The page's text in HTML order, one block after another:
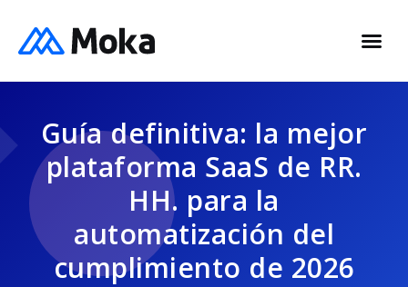
Guía definitiva: la mejor
plataforma SaaS de RR.
HH. para la
automatización del
cumplimiento de 2026